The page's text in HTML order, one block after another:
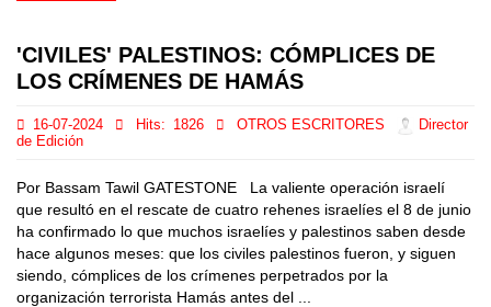
'CIVILES' PALESTINOS: CÓMPLICES DE
LOS CRÍMENES DE HAMÁS
16-07-2024 Hits: 1826 OTROS ESCRITORES
Director
de Edición
Por Bassam Tawil GATESTONE La valiente operación israelí
que resultó en el rescate de cuatro rehenes israelíes el 8 de junio
ha confirmado lo que muchos israelíes y palestinos saben desde
hace algunos meses: que los civiles palestinos fueron, y siguen
siendo, cómplices de los crímenes perpetrados por la
organización terrorista Hamás antes del ...